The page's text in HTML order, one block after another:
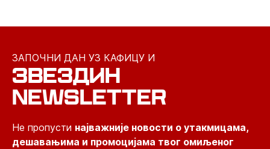
ЗАПОЧНИ ДАН УЗ КАФИЦУ И
ЗВЕЗДИН
NEWSLETTER
Не пропусти најважније новости о утакмицама,
дешавањима и промоцијама твог омиљеног